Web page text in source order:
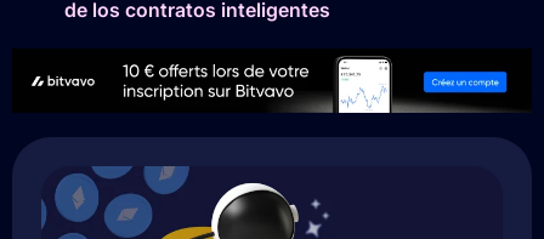
de los contratos inteligentes